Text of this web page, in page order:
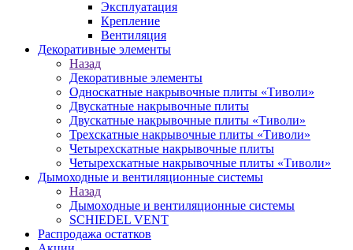
Эксплуатация
Крепление
Вентиляция
Декоративные элементы
Назад
Декоративные элементы
Односкатные накрывочные плиты «Тиволи»
Двускатные накрывочные плиты
Двускатные накрывочные плиты «Тиволи»
Трехскатные накрывочные плиты «Тиволи»
Четырехскатные накрывочные плиты
Четырехскатные накрывочные плиты «Тиволи»
Дымоходные и вентиляционные системы
Назад
Дымоходные и вентиляционные системы
SCHIEDEL VENT
Распродажа остатков